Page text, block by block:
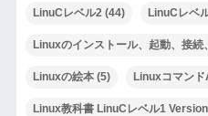
LinuCレベル2 (44) LinuCレベ
Linuxのインストール、起動、接続
Linuxの絵本(5) Linuxコマン
Linux教科書 LinuCレベル1